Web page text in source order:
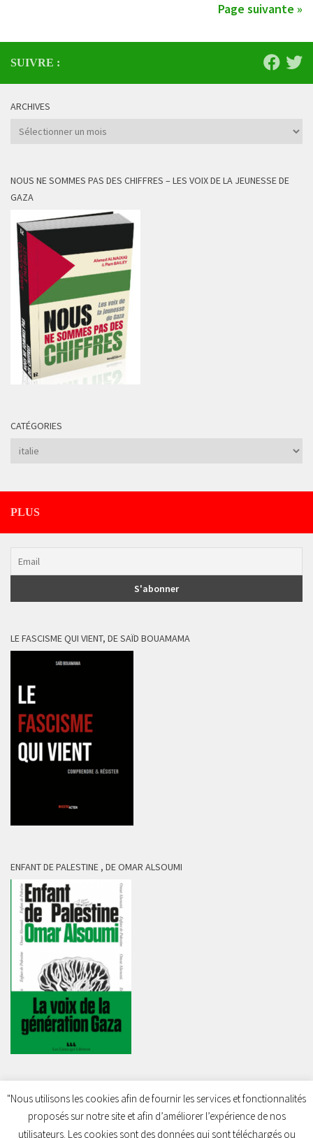
Page suivante »
SUIVRE :
ARCHIVES
Archives
NOUS NE SOMMES PAS DES CHIFFRES – LES VOIX DE LA JEUNESSE DE
GAZA
CATÉGORIES
Catégories
PLUS
LE FASCISME QUI VIENT, DE SAÏD BOUAMAMA
ENFANT DE PALESTINE , DE OMAR ALSOUMI
Charleroi Pour la Palestine © 2026. Tous droits réservés.
"Nous utilisons les cookies afin de fournir les services et fonctionnalités
proposés sur notre site et afin d’améliorer l’expérience de nos
utilisateurs. Les cookies sont des données qui sont téléchargés ou